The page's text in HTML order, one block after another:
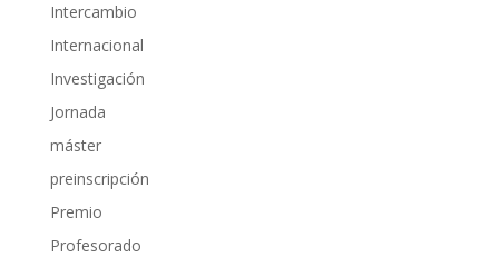
Intercambio
Internacional
Investigación
Jornada
máster
preinscripción
Premio
Profesorado